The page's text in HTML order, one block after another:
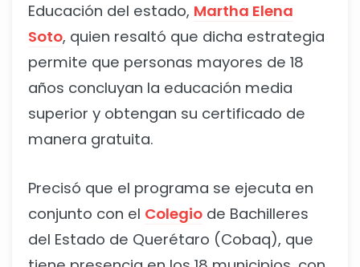
Educación del estado, Martha Elena
Soto, quien resaltó que dicha estrategia
permite que personas mayores de 18
años concluyan la educación media
superior y obtengan su certificado de
manera gratuita.
Precisó que el programa se ejecuta en
conjunto con el Colegio de Bachilleres
del Estado de Querétaro (Cobaq), que